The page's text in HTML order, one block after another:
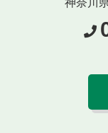
神奈川